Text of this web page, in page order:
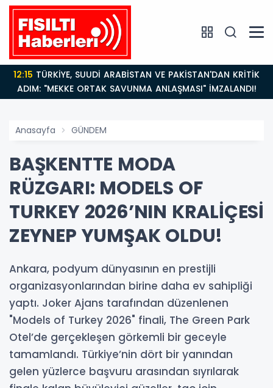
12:15
ADIM: "MEKKE ORTAK SAVUNMA ANLAŞMASI" İMZALANDI!
Anasayfa GÜNDEM
BAŞKENTTE MODA
RÜZGARI: MODELS OF
TURKEY 2026’NIN KRALİÇESİ
ZEYNEP YUMŞAK OLDU!
Ankara, podyum dünyasının en prestijli
organizasyonlarından birine daha ev sahipliği
yaptı. Joker Ajans tarafından düzenlenen
"Models of Turkey 2026" finali, The Green Park
Otel’de gerçekleşen görkemli bir geceyle
tamamlandı. Türkiye’nin dört bir yanından
gelen yüzlerce başvuru arasından sıyrılarak